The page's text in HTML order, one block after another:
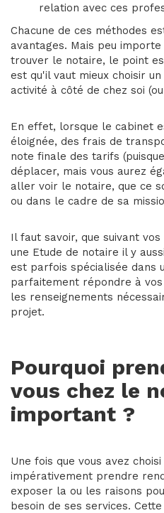
relation avec ces
Chacune de ces méthodes
avantages. Mais peu
trouver le notaire, le point
est qu'il vaut mieux choisir
activité à côté de chez soi
En effet, lorsque le cabinet
éloignée, des frais de
note finale des tarifs
déplacer, mais vous aurez
aller voir le notaire, que ce
ou dans le cadre de sa
Il faut savoir, que suivant
une Etude de notaire il y
est parfois spécialisée dans
parfaitement répondre à
les renseignements
projet.
Pourquoi
vous chez le
important ?
Une fois que vous avez
impérativement prendre
exposer la ou les raisons
besoin de ses services.